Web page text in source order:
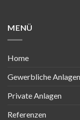
MENÜ
Home
Gewerbliche Anlagen
Private Anlagen
Referenzen